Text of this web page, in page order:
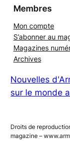
Mon compte
S’abonner au
Magazines
Nouvelles
Droits de